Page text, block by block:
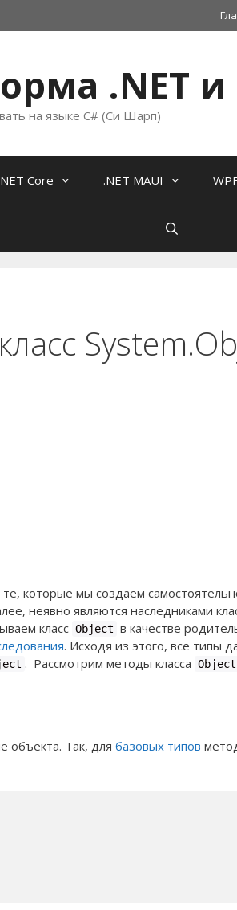
.NET и
на языке C# (Си Шарп)
Core .NET MAUI
которые мы создаем
неявно являются наследниками
класс Object в качестве
. Исходя из этого, все типы
. Рассмотрим методы класса Object
объекта. Так, для базовых типов